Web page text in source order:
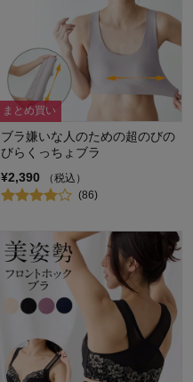
まとめ買い
ブラ嫌いな人のための超のびの
びらくっちょブラ
¥2,390
（税込）
(86)